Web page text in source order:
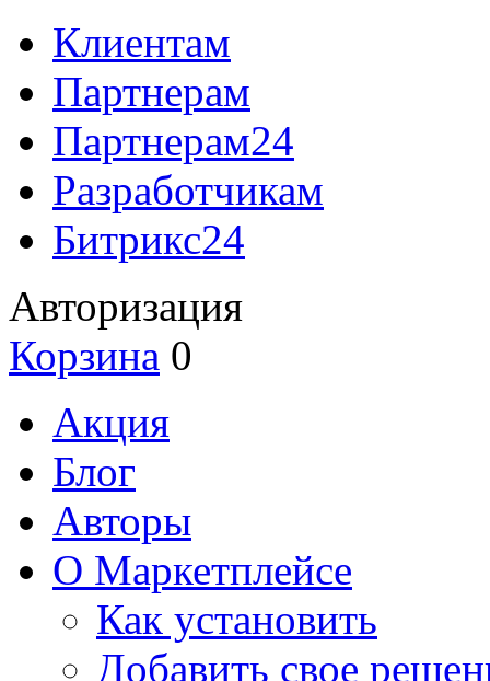
Клиентам
Партнерам
Партнерам24
Разработчикам
Битрикс24
Авторизация
Корзина 0
Акция
Блог
Авторы
О Маркетплейсе
Как установить
Добавить свое